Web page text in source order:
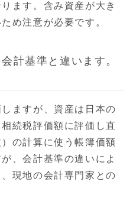
ます。含み資産が大き
め注意が必要です。
計基準と違います。
ますが、資産は日本の
続税評価額に評価し直
の計算に使う帳簿価額
、会計基準の違いによ
現地の会計専門家との